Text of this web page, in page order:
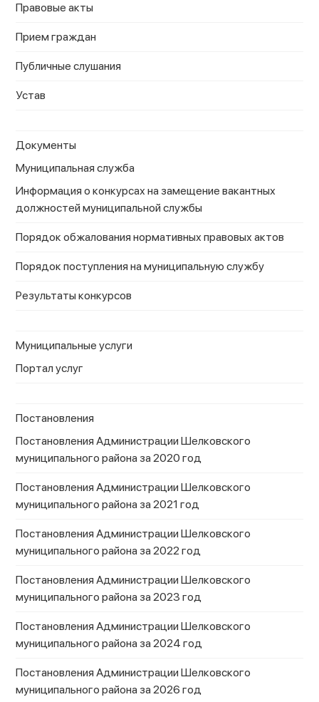
Правовые акты
Прием граждан
Публичные слушания
Устав
Документы
Муниципальная служба
Информация о конкурсах на замещение вакантных
должностей муниципальной службы
Порядок обжалования нормативных правовых актов
Порядок поступления на муниципальную службу
Результаты конкурсов
Муниципальные услуги
Портал услуг
Постановления
Постановления Администрации Шелковского
муниципального района за 2020 год
Постановления Администрации Шелковского
муниципального района за 2021 год
Постановления Администрации Шелковского
муниципального района за 2022 год
Постановления Администрации Шелковского
муниципального района за 2023 год
Постановления Администрации Шелковского
муниципального района за 2024 год
Постановления Администрации Шелковского
муниципального района за 2026 год